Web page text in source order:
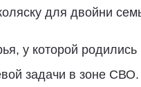
для двойни
у которой
задачи в зоне СВО.